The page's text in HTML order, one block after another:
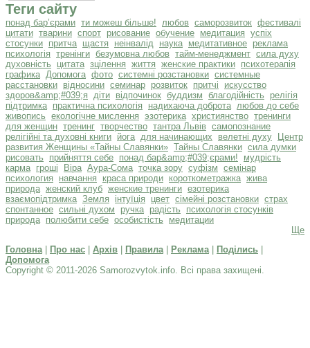
Теги сайту
понад бар’єрами ти можеш більше! любов саморозвиток фестивалі
цитати тварини спорт рисование обучение медитация успіх
стосунки притча щастя неінвалід наука медитативное реклама
психологія тренінги безумовна любов тайм-менеджмент сила духу
духовність
цитата зцілення життя женские практики психотерапія
графика Допомога фото системні розстановки системные
расстановки відносини семинар розвиток притчі
искусство
здоров&amp;#039;я
діти відпочинок буддизм благодійність
релігія
підтримка практична психологія надихаюча доброта любов до себе
живопись екологічне мислення эзотерика християнство тренинги
для женщин тренинг творчество тантра Львів самопознание
релігійні та духовні книги йога для начинающих велетні духу Центр
развития Женщины «Тайны Славянки» Тайны Славянки сила думки
рисовать
прийняття себе понад бар&amp;#039;єрами!
мудрість
карма гроші Віра Аура-Сома точка зору суфізм семінар
психология
навчання краса природи короткометражка жива
природа женский клуб женские тренинги езотерика
взаємопідтримка Земля інтуїція цвет сімейні розстановки страх
спонтанное сильні духом ручка радість
психологія стосунків
природа полюбити себе особистість
медитации
Ще
Головна | Про нас | Архів | Правила | Реклама | Поділись |
Допомога
Copyright © 2011-2026 Samorozvytok.info. Всі права захищені.